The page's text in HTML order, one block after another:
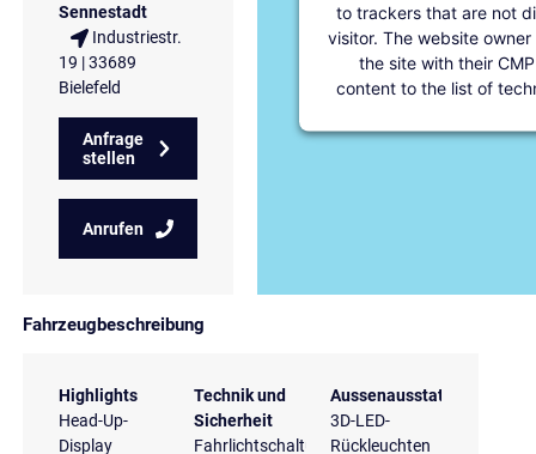
Sennestadt
Industriestr.
19 | 33689
Bielefeld
Anfrage
stellen
Anrufen
to trackers that are not
visitor. The website
the site with their
content to the list of
Fahrzeugbeschreibung
Highlights
Head-Up-
Display
Technik und
Sicherheit
Fahrlichtschaltung
Aussenausstattung
3D-LED-
Rückleuchten